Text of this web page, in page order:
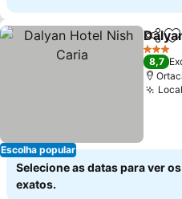
Escolha popular
3 Estrelas
8,7
Selecione as datas para ver
exatos.